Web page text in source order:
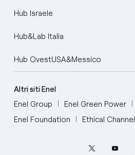
Hub Israele
Hub&Lab Italia
Hub OvestUSA&Messico
Altri siti Enel
Enel Group
Enel Green Power
Enel Foundation
Ethical Channel